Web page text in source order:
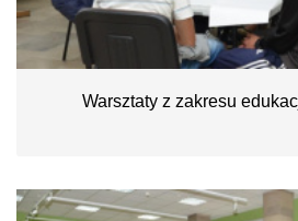
Warsztaty z zakresu